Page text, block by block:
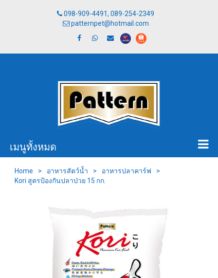
098-909-4491, 089-254-2349
patternpet@hotmail.com
เมนูทั้งหมด
Home > อาหารสัตว์น้ำ > อาหารปลาคาร์ฟ
>
Kori สูตรป้องกันปลาป่วย 15 กก.